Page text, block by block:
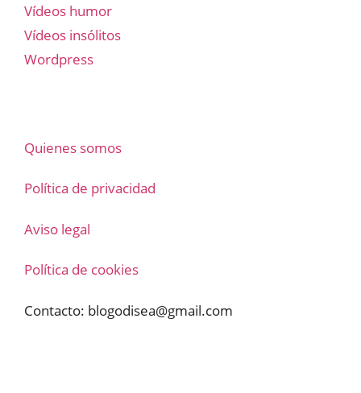
Vídeos humor
Vídeos insólitos
Wordpress
Quienes somos
Política de privacidad
Aviso legal
Política de cookies
Contacto: blogodisea@gmail.com